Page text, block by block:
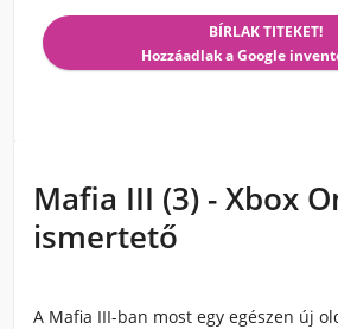
BÍRLAK TITEKET!
Hozzáadlak a Google
Mafia III (3) - Xbox
ismertető
A Mafia III-ban most egy egészen új